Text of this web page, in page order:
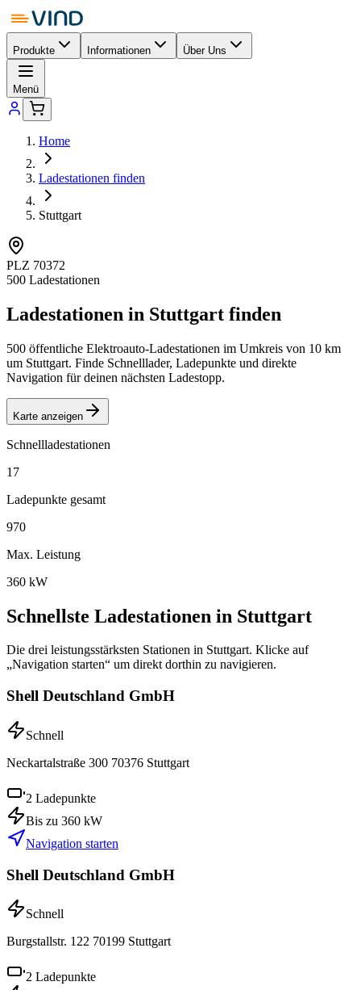
Produkte Informationen Über Uns
Menü
Home
Ladestationen finden
Stuttgart
PLZ 70372
500 Ladestationen
Ladestationen in Stuttgart finden
500 öffentliche Elektroauto-Ladestationen im Umkreis von 10 km
um Stuttgart. Finde Schnelllader, Ladepunkte und direkte
Navigation für deinen nächsten Ladestopp.
Karte anzeigen
Schnellladestationen
17
Ladepunkte gesamt
970
Max. Leistung
360 kW
Schnellste Ladestationen in Stuttgart
Die drei leistungsstärksten Stationen in Stuttgart. Klicke auf
„Navigation starten“ um direkt dorthin zu navigieren.
Shell Deutschland GmbH
Schnell
Neckartalstraße 300 70376 Stuttgart
2 Ladepunkte
Bis zu 360 kW
Navigation starten
Shell Deutschland GmbH
Schnell
Burgstallstr. 122 70199 Stuttgart
2 Ladepunkte